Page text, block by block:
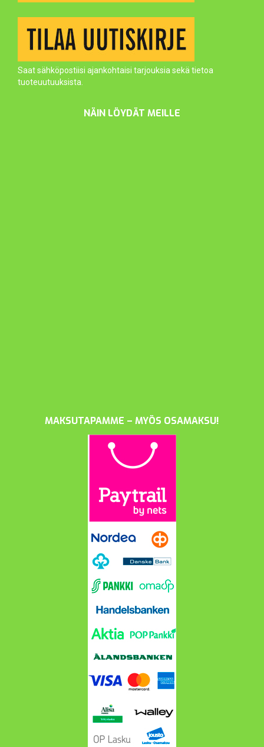
Saat sähköpostiisi ajankohtaisi tarjouksia sekä tietoa
tuoteuutuuksista.
NÄIN LÖYDÄT MEILLE
MAKSUTAPAMME – MYÖS OSAMAKSU!